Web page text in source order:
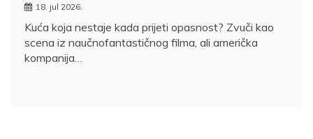
18. jul 2026.
Kuća koja nestaje kada prijeti opasnost? Zvuči kao
scena iz naučnofantastičnog filma, ali američka
kompanija…